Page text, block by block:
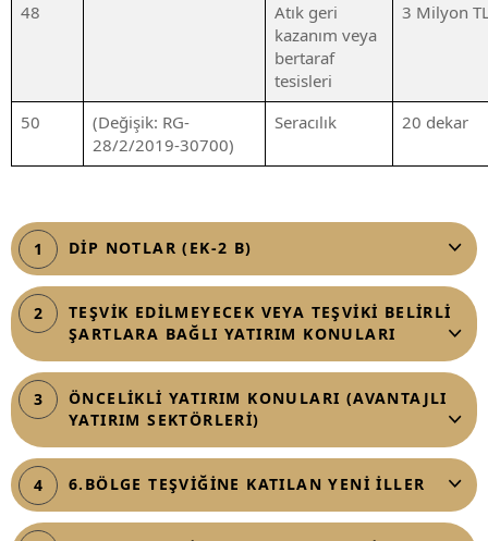
48
Atık geri
kazanım veya
bertaraf
tesisleri
3 Milyon
50
(Değişik: RG-
28/2/2019-30700)
Seracılık 20 dekar
1 DİP NOTLAR (EK-2 B)
2
TEŞVİK EDİLMEYECEK VEYA TEŞVİKİ BELİRLİ
ŞARTLARA BAĞLI YATIRIM KONULARI
3
ÖNCELİKLİ YATIRIM KONULARI (AVANTAJLI
YATIRIM SEKTÖRLERİ)
4 6.BÖLGE TEŞVİĞİNE KATILAN YENİ İLLER